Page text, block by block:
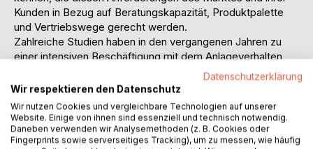
Kunden in Bezug auf Beratungskapazität, Produktpalette
und Vertriebswege gerecht werden.
Zahlreiche Studien haben in den vergangenen Jahren zu
einer intensiven Beschäftigung mit dem Anlageverhalten
von privaten Anlegern geführt. Speziell über das
Anlageverhalten von Jungakademikern ist bisher noch
wenig bekannt. Die vorliegende Arbeit setzt sich demnach
zum Ziel, die Kenntnisse über die Black Box von
Jungakademikern zu erweitern, um deren Anlageverhalten
in Hinsicht auf Aktien und Aktienfonds transparenter zu
Datenschutzerklärung
Wir respektieren den Datenschutz
Wir nutzen Cookies und vergleichbare Technologien auf unserer
Website. Einige von ihnen sind essenziell und technisch notwendig.
Daneben verwenden wir Analysemethoden (z. B. Cookies oder
Fingerprints sowie serverseitiges Tracking), um zu messen, wie häufig